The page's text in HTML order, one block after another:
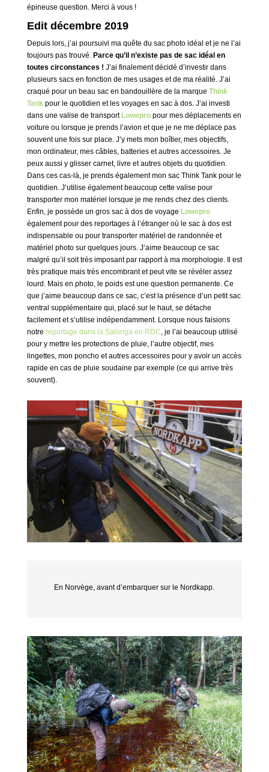
épineuse question. Merci à vous !
Edit décembre 2019
Depuis lors, j’ai poursuivi ma quête du sac photo idéal et je ne l’ai
toujours pas trouvé. Parce qu’il n’existe pas de sac idéal en
toutes circonstances ! J’ai finalement décidé d’investir dans
plusieurs sacs en fonction de mes usages et de ma réalité. J’ai
craqué pour un beau sac en bandouillère de la marque Think
Tank pour le quotidien et les voyages en sac à dos. J’ai investi
dans une valise de transportLowepropour mes déplacements en
voiture ou lorsque je prends l’avion et que je ne me déplace pas
souvent une fois sur place. J’y mets mon boîtier, mes objectifs,
mon ordinateur, mes câbles, batteries et autres accessoires. Je
peux aussi y glisser carnet, livre et autres objets du quotidien.
Dans ces cas-là, je prends également mon sac Think Tank pour le
quotidien. J’utilise également beaucoup cette valise pour
transporter mon matériel lorsque je me rends chez des clients.
Enfin, je possède un gros sac à dos de voyage Lowepro
également pour des reportages à l’étranger où le sac à dos est
indispensable ou pour transporter matériel de randonnée et
matériel photo sur quelques jours. J’aime beaucoup ce sac
malgré qu’il soit très imposant par rapport à ma morphologie. Il est
très pratique mais très encombrant et peut vite se révéler assez
lourd. Mais en photo, le poids est une question permanente. Ce
que j’aime beaucoup dans ce sac, c’est la présence d’un petit sac
ventral supplémentaire qui, placé sur le haut, se détache
facilement et s’utilise indépendamment. Lorsque nous faisions
notre reportage dans la Salonga en RDC , je l’ai beaucoup utilisé
pour y mettre les protections de pluie, l’autre objectif, mes
lingettes, mon poncho et autres accessoires pour y avoir un accès
rapide en cas de pluie soudaine par exemple (ce qui arrive très
souvent).
En Norvège, avant d’embarquer sur le Nordkapp.